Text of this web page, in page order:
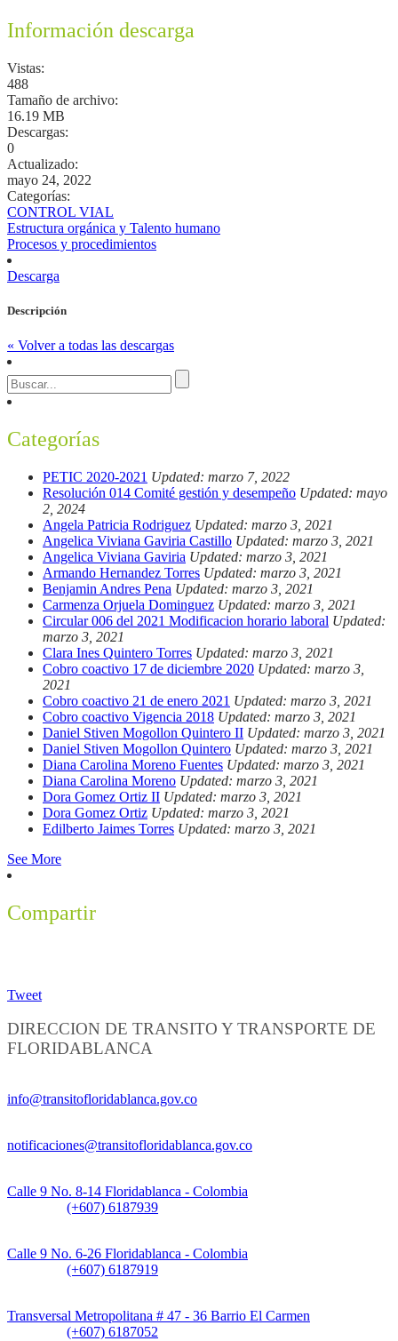
Información descarga
Vistas:
488
Tamaño de archivo:
16.19 MB
Descargas:
0
Actualizado:
mayo 24, 2022
Categorías:
CONTROL VIAL
Estructura orgánica y Talento humano
Procesos y procedimientos
Descarga
Descripción
« Volver a todas las descargas
Categorías
PETIC 2020-2021 Updated: marzo 7, 2022
Resolución 014 Comité gestión y desempeño Updated: mayo
2, 2024
Angela Patricia Rodriguez Updated: marzo 3, 2021
Angelica Viviana Gaviria Castillo Updated: marzo 3, 2021
Angelica Viviana Gaviria Updated: marzo 3, 2021
Armando Hernandez Torres Updated: marzo 3, 2021
Benjamin Andres Pena Updated: marzo 3, 2021
Carmenza Orjuela Dominguez Updated: marzo 3, 2021
Circular 006 del 2021 Modificacion horario laboral Updated:
marzo 3, 2021
Clara Ines Quintero Torres Updated: marzo 3, 2021
Cobro coactivo 17 de diciembre 2020 Updated: marzo 3,
2021
Cobro coactivo 21 de enero 2021 Updated: marzo 3, 2021
Cobro coactivo Vigencia 2018 Updated: marzo 3, 2021
Daniel Stiven Mogollon Quintero II Updated: marzo 3, 2021
Daniel Stiven Mogollon Quintero Updated: marzo 3, 2021
Diana Carolina Moreno Fuentes Updated: marzo 3, 2021
Diana Carolina Moreno Updated: marzo 3, 2021
Dora Gomez Ortiz II Updated: marzo 3, 2021
Dora Gomez Ortiz Updated: marzo 3, 2021
Edilberto Jaimes Torres Updated: marzo 3, 2021
See More
Compartir
Tweet
DIRECCION DE TRANSITO Y TRANSPORTE DE
FLORIDABLANCA
info@transitofloridablanca.gov.co
notificaciones@transitofloridablanca.gov.co
Calle 9 No. 8-14 Floridablanca - Colombia
(+607) 6187939
Calle 9 No. 6-26 Floridablanca - Colombia
(+607) 6187919
Transversal Metropolitana # 47 - 36 Barrio El Carmen
(+607) 6187052